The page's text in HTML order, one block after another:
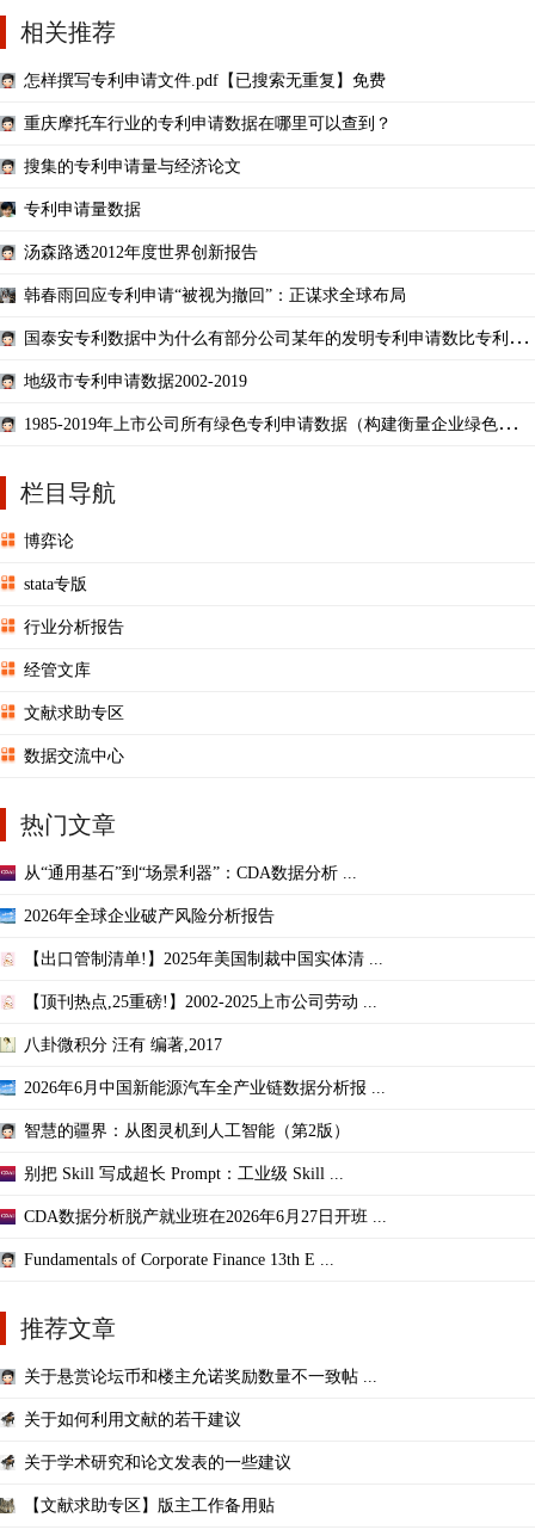
相关推荐
怎样撰写专利申请文件.pdf【已搜索无重复】免费
重庆摩托车行业的专利申请数据在哪里可以查到？
搜集的专利申请量与经济论文
专利申请量数据
汤森路透2012年度世界创新报告
韩春雨回应专利申请“被视为撤回”：正谋求全球布局
国泰安专利数据中为什么有部分公司某年的发明专利申请数比专利申
地级市专利申请数据2002-2019
1985-2019年上市公司所有绿色专利申请数据（构建衡量企业绿色创新
栏目导航
博弈论
stata专版
行业分析报告
经管文库
文献求助专区
数据交流中心
热门文章
从“通用基石”到“场景利器”：CDA数据分析 ...
2026年全球企业破产风险分析报告
【出口管制清单!】2025年美国制裁中国实体清 ...
【顶刊热点,25重磅!】2002-2025上市公司劳动 ...
八卦微积分 汪有 编著,2017
2026年6月中国新能源汽车全产业链数据分析报 ...
智慧的疆界：从图灵机到人工智能（第2版）
别把 Skill 写成超长 Prompt：工业级 Skill ...
CDA数据分析脱产就业班在2026年6月27日开班 ...
Fundamentals of Corporate Finance 13th E ...
推荐文章
关于悬赏论坛币和楼主允诺奖励数量不一致帖 ...
关于如何利用文献的若干建议
关于学术研究和论文发表的一些建议
【文献求助专区】版主工作备用贴